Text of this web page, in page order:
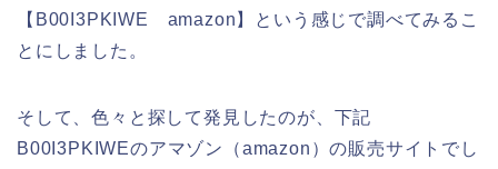
【B00I3PKIWE amazon】という感じで調べてみるこ
とにしました。
そして、色々と探して発見したのが、下記
B00I3PKIWEのアマゾン（amazon）の販売サイトでし